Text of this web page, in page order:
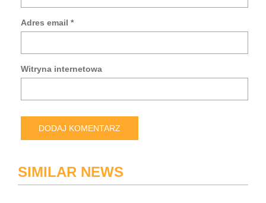
Adres email *
Witryna internetowa
SIMILAR NEWS